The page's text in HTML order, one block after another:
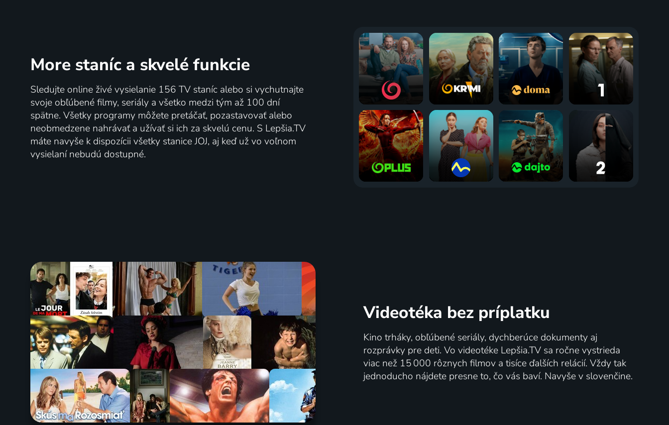
More staníc a skvelé funkcie
Sledujte online živé vysielanie 156 TV staníc alebo si vychutnajte
svoje obľúbené filmy, seriály a všetko medzi tým až 100 dní
spätne. Všetky programy môžete pretáčať, pozastavovať alebo
neobmedzene nahrávať a užívať si ich za skvelú cenu. S Lepšia.TV
máte navyše k dispozícii všetky stanice JOJ, aj keď už vo voľnom
vysielaní nebudú dostupné.
Videotéka bez príplatku
Kino trháky, obľúbené seriály, dychberúce dokumenty aj
rozprávky pre deti. Vo videotéke Lepšia.TV sa ročne vystrieda
viac než 15 000 rôznych filmov a tisíce ďalších relácií. Vždy tak
jednoducho nájdete presne to, čo vás baví. Navyše v slovenčine.